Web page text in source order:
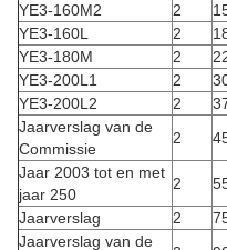
YE3-160M2
2
YE3-160L
2
YE3-180M
2
YE3-200L1
2
YE3-200L2
2
Jaarverslag van de
Commissie
2
Jaar 2003 tot en met
jaar 250
2
Jaarverslag
2
Jaarverslag van de